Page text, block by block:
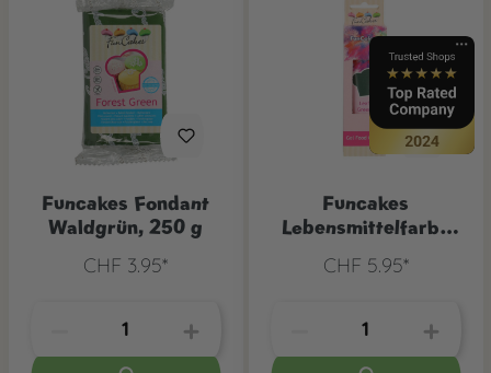
Funcakes Fondant
Waldgrün, 250 g
CHF 3.95*
Funcakes
Lebensmittelfarbe
CHF 5.95*